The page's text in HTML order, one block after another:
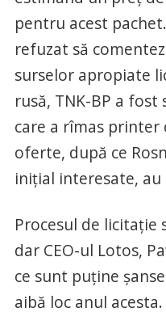
pentru acest
refuzat să
surselor apropiate
rusă, TNK-BP a
care a rîmas printer
oferte, după ce
iniţial interesate,
Procesul de licitaţie
dar CEO-ul Lotos,
ce sunt puţine
aibă loc anul